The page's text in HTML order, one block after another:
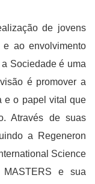
de jovens
e ao envolvimento
Sociedade é uma
é promover a
e o papel vital que
Através de suas
a Regeneron
Science
e sua